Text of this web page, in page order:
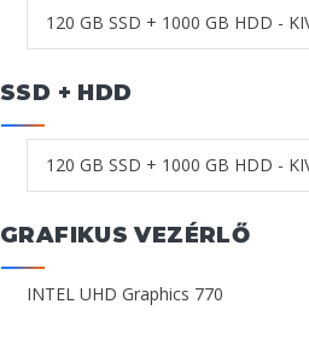
SSD + HDD
GRAFIKUS VEZÉRLŐ
INTEL UHD Graphics 770